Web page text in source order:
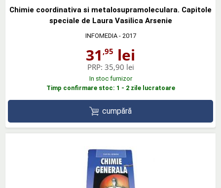
Chimie coordinativa si metalosupramoleculara. Capitole
speciale de Laura Vasilica Arsenie
INFOMEDIA- 2017
31 ,95 lei
PRP: 35,90 lei
In stoc furnizor
Timp confirmare stoc: 1 - 2 zile lucratoare
cumpără